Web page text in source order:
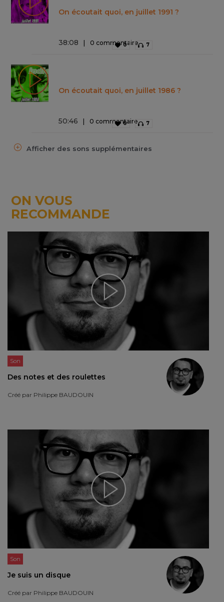
On écoutait quoi, en juillet 1991 ?
38:08 0 commentaire
0 7
On écoutait quoi, en juillet 1986 ?
50:46 0 commentaire
0 7
Afficher des sons supplémentaires
ON VOUS
RECOMMANDE
Son
Des notes et des roulettes
Créé par Philippe BAUDOUIN
Son
Je suis un disque
Créé par Philippe BAUDOUIN